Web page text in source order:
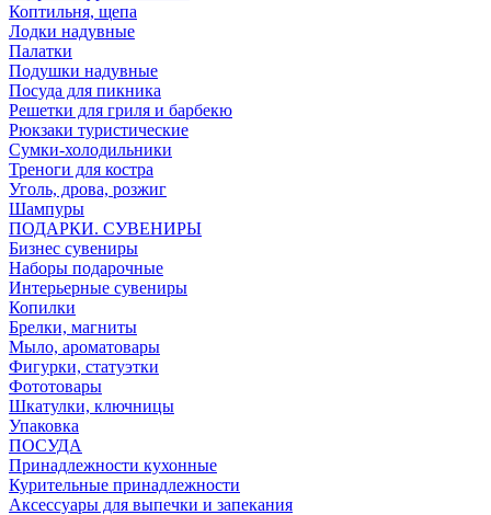
Коптильня, щепа
Лодки надувные
Палатки
Подушки надувные
Посуда для пикника
Решетки для гриля и барбекю
Рюкзаки туристические
Сумки-холодильники
Треноги для костра
Уголь, дрова, розжиг
Шампуры
ПОДАРКИ. СУВЕНИРЫ
Бизнес сувениры
Наборы подарочные
Интерьерные сувениры
Копилки
Брелки, магниты
Мыло, ароматовары
Фигурки, статуэтки
Фототовары
Шкатулки, ключницы
Упаковка
ПОСУДА
Принадлежности кухонные
Курительные принадлежности
Аксессуары для выпечки и запекания